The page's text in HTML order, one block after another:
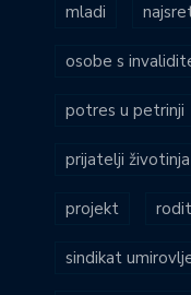
mladi
osobe s
potres u petrinji
prijatelji životinja
projekt
sindikat